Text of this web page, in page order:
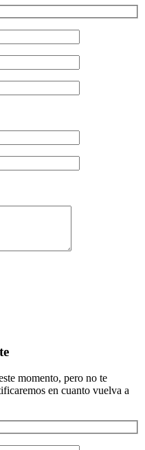
momento, pero no te
en cuanto vuelva a